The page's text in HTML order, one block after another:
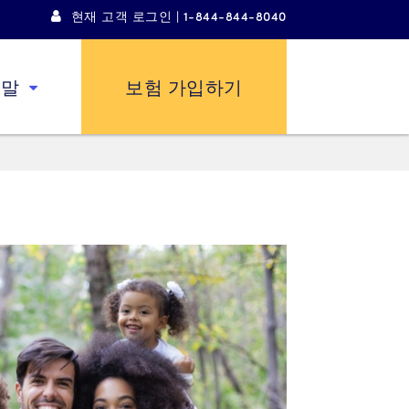
현재 고객 로그인 | 1-844-844-8040
보험 가입하기